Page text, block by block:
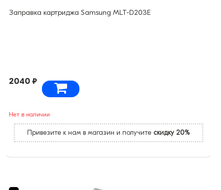
Заправка картриджа Samsung MLT-D203E
2040 ₽
Нет в наличии
Привезите к нам в магазин и получите скидку 20%